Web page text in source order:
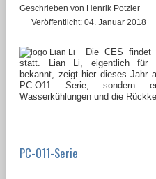
Geschrieben von Henrik Potzler
Veröffentlicht: 04. Januar 2018
Die CES findet
statt. Lian Li, eigentlich für
bekannt, zeigt hier dieses Jahr
PC-O11 Serie, sondern
Wasserkühlungen und die
PC-O11-Serie